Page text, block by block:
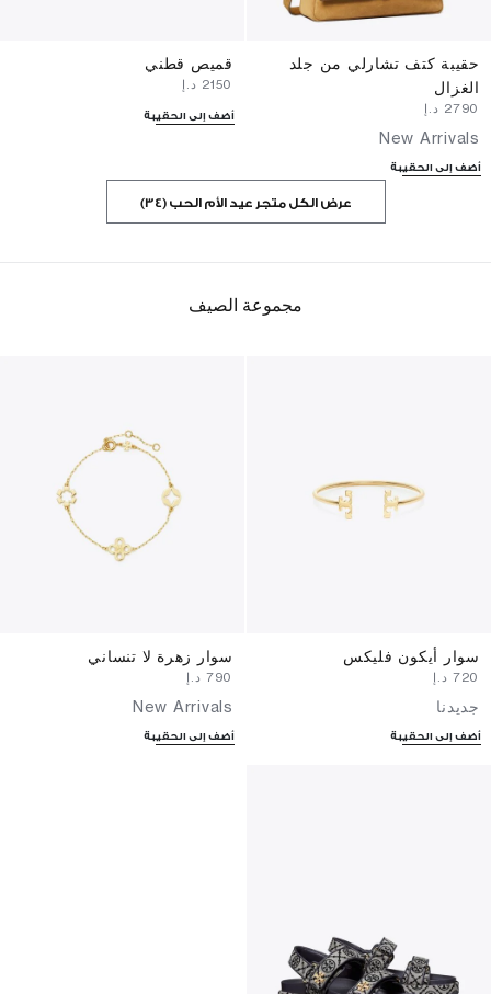
حقيبة كتف تشارلي من جلد
الغزال
New Arrivals
أضف إلى الحقيبة
قميص قطني
أضف إلى الحقيبة
عرض الكل متجر عيد الأم الحب (34)
مجموعة الصيف
سوار أيكون فليكس
جديدنا
أضف إلى الحقيبة
سوار زهرة لا تنساني
New Arrivals
أضف إلى الحقيبة